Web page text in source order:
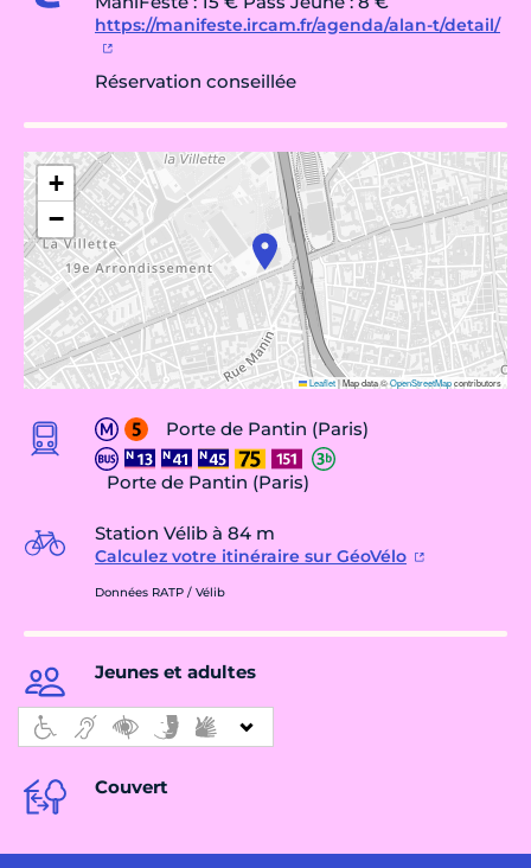
https://manifeste.ircam.fr/agenda/alan-t/detail/
Réservation conseillée
+
−
Leaflet|Map data ©OpenStreetMapcontributors
Porte de Pantin (Paris)
Porte de Pantin (Paris)
Station Vélib à 84 m
Calculez votre itinéraire sur GéoVélo
Données RATP / Vélib
Jeunes et adultes
Couvert